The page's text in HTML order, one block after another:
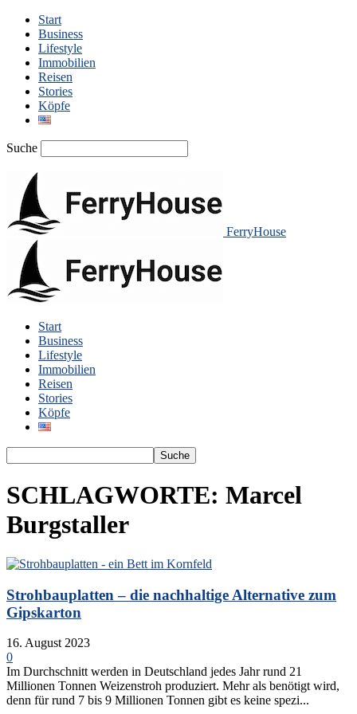
Start
Business
Lifestyle
Immobilien
Reisen
Stories
Köpfe
Suche
FerryHouse
Start
Business
Lifestyle
Immobilien
Reisen
Stories
Köpfe
SCHLAGWORTE: Marcel
Burgstaller
Strohbauplatten – die nachhaltige Alternative zum
Gipskarton
16. August 2023
0
Im Durchschnitt werden in Deutschland jedes Jahr rund 21
Millionen Tonnen Weizenstroh produziert. Mehr als benötigt wird,
denn für rund 7 bis 9 Millionen Tonnen gibt es keine spezi...